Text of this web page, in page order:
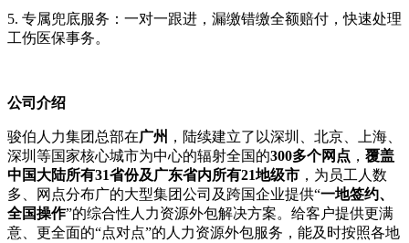
5. 专属兜底服务：一对一跟进，漏缴错缴全额赔付，快速处理
工伤医保事务。
公司介绍
骏伯人力集团总部在广州 ，陆续建立了以深圳、北京、上海、
深圳等国家核心城市为中心的辐射全国的300多个网点 ， 覆盖
中国大陆所有31省份及广东省内所有21地级市 ，为员工人数
多、网点分布广的大型集团公司及跨国企业提供“一地签约、
全国操作”的综合性人力资源外包解决方案。给客户提供更满
意、更全面的“点对点”的人力资源外包服务，能及时按照各地